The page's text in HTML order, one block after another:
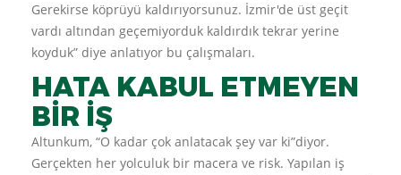
Gerekirse köprüyü kaldırıyorsunuz. İzmir'de üst geçit
vardı altından geçemiyorduk kaldırdık tekrar yerine
koyduk” diye anlatıyor bu çalışmaları.
HATA KABUL ETMEYEN
BİR İŞ
Altunkum, “O kadar çok anlatacak şey var ki”diyor.
Gerçekten her yolculuk bir macera ve risk. Yapılan iş